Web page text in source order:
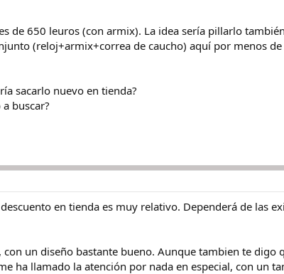
de 650 leuros (con armix). La idea sería pillarlo
(reloj+armix+correa de caucho) aquí por menos
sacarlo nuevo en tienda?
buscar?
en tienda es muy relativo. Dependerá de las
con un diseño bastante bueno. Aunque tambien te
ha llamado la atención por nada en especial, con un